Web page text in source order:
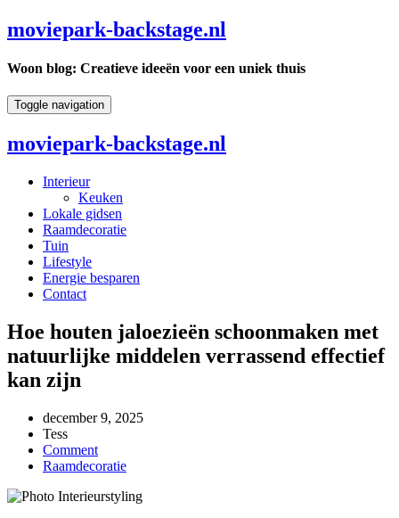
moviepark-backstage.nl
Woon blog: Creatieve ideeën voor een uniek thuis
Toggle navigation
moviepark-backstage.nl
Interieur
Keuken
Lokale gidsen
Raamdecoratie
Tuin
Lifestyle
Energie besparen
Contact
Hoe houten jaloezieën schoonmaken met
natuurlijke middelen verrassend effectief
kan zijn
december 9, 2025
Tess
Comment
Raamdecoratie